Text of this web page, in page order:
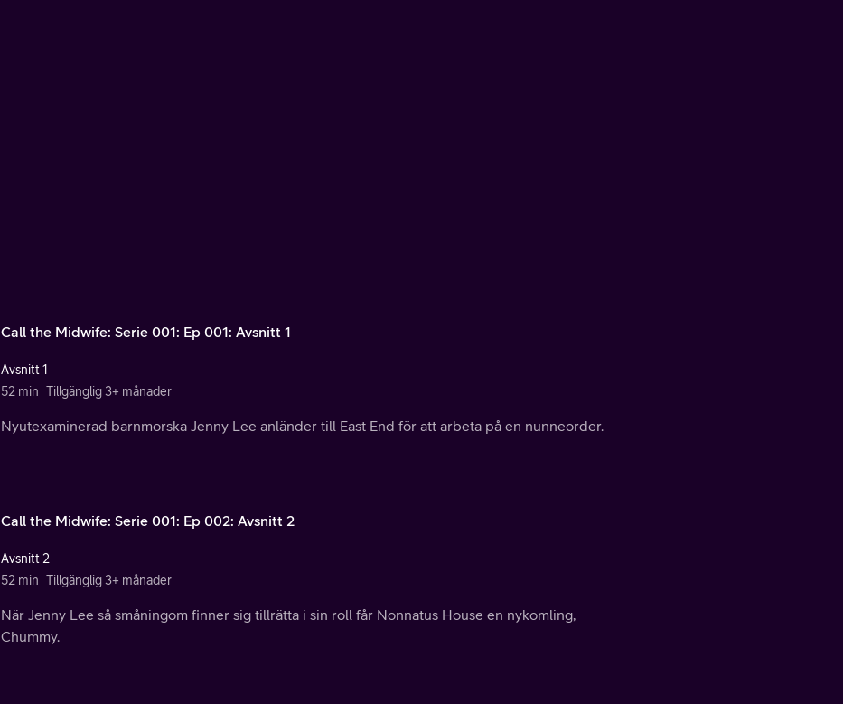
Call the Midwife: Serie 001: Ep 001: Avsnitt 1
Avsnitt 1
52 min Tillgänglig 3+ månader
Nyutexaminerad barnmorska Jenny Lee anländer till East End för att arbeta på en nunneorder.
Call the Midwife: Serie 001: Ep 002: Avsnitt 2
Avsnitt 2
52 min Tillgänglig 3+ månader
När Jenny Lee så småningom finner sig tillrätta i sin roll får Nonnatus House en nykomling,
Chummy.